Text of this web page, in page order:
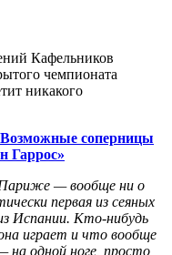
Кафельников
чемпионата
никакого
соперницы
Гаррос»
— вообще ни о
первая из сеяных
Испании. Кто-нибудь
играет и что вообще
на одной ноге, просто